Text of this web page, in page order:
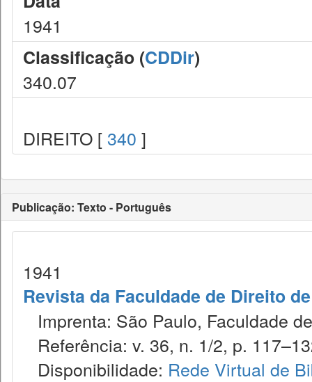
1941
Classificação (CDDir)
340.07
DIREITO [ 340 ]
Publicação: Texto - Português
1941
Revista da Faculdade de Direito
Imprenta: São Paulo, Faculdade
Referência: v. 36, n. 1/2, p.
Disponibilidade: Rede Virtual de